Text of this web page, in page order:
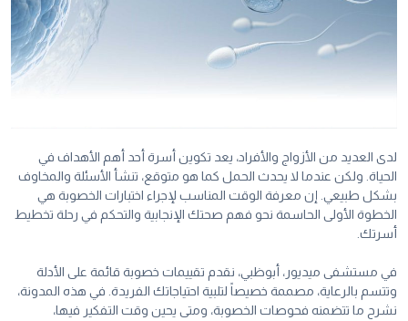
لدى العديد من الأزواج والأفراد، يعد تكوين أسرة أحد أهم الأهداف في
الحياة. ولكن عندما لا يحدث الحمل كما هو متوقع، تنشأ الأسئلة والمخاوف
بشكل طبيعي. إن معرفة الوقت المناسب لإجراء اختبارات الخصوبة هي
الخطوة الأولى الحاسمة نحو فهم صحتك الإنجابية والتحكم في رحلة تخطيط
أسرتك.
في مستشفى ميديور، أبوظبي، نقدم تقييمات خصوبة قائمة على الأدلة
وتتسم بالرعاية، مصممة خصيصاً لتلبية احتياجاتك الفريدة. في هذه المدونة،
نشرح ما تتضمنه فحوصات الخصوبة، ومتى يحين وقت التفكير فيها،